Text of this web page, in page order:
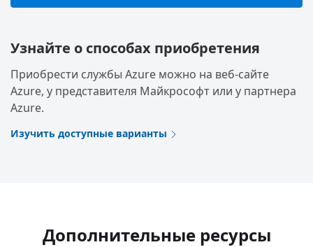
Узнайте о способах приобретения
Приобрести службы Azure можно на веб-сайте
Azure, у представителя Майкрософт или у партнера
Azure.
Изучить доступные варианты
Дополнительные ресурсы